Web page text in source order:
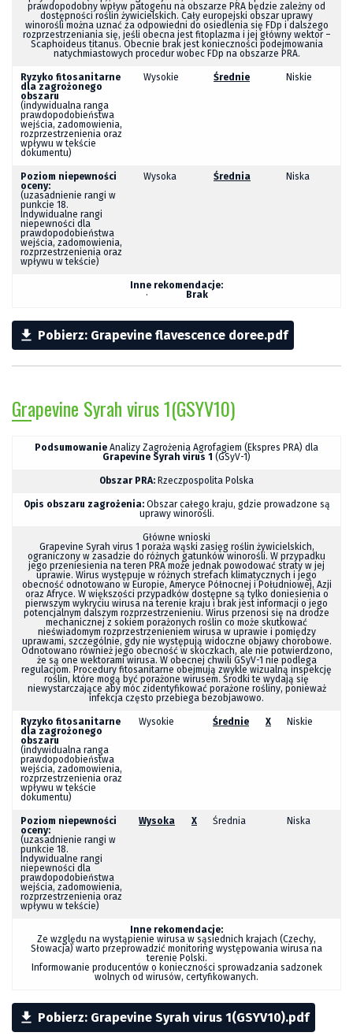
prawdopodobny wpływ patogenu na obszarze PRA będzie zależny od
dostępności roślin żywicielskich. Cały europejski obszar uprawy
winorośli można uznać za odpowiedni do osiedlenia się FDp i dalszego
rozprzestrzeniania się, jeśli obecna jest fitoplazma i jej główny wektor –
Scaphoideus titanus. Obecnie brak jest konieczności podejmowania
natychmiastowych procedur wobec FDp na obszarze PRA.
Ryzyko fitosanitarne
dla zagrożonego
obszaru
(indywidualna ranga
prawdopodobieństwa
wejścia, zadomowienia,
rozprzestrzenienia oraz
wpływu w tekście
dokumentu)
Wysokie Średnie Niskie
Poziom niepewności
oceny:
(uzasadnienie rangi w
punkcie 18.
Indywidualne rangi
niepewności dla
prawdopodobieństwa
wejścia, zadomowienia,
rozprzestrzenienia oraz
wpływu w tekście)
Wysoka Średnia Niska
Inne rekomendacje:
·
Brak
 Pobierz: Grapevine flavescence doree.pdf
Grapevine Syrah virus 1(GSYV10)
Podsumowanie Analizy Zagrożenia Agrofagiem (Ekspres PRA) dla
Grapevine Syrah virus 1 (GSyV-1)
Obszar PRA: Rzeczpospolita Polska
Opis obszaru zagrożenia:Obszar całego kraju, gdzie prowadzone są
uprawy winorośli.
Główne wnioski
Grapevine Syrah virus 1 poraża wąski zasięg roślin żywicielskich,
ograniczony w zasadzie do różnych gatunków winorośli. W przypadku
jego przeniesienia na teren PRA może jednak powodować straty w jej
uprawie. Wirus występuje w różnych strefach klimatycznych i jego
obecność odnotowano w Europie, Ameryce Północnej i Południowej, Azji
oraz Afryce. W większości przypadków dostępne są tylko doniesienia o
pierwszym wykryciu wirusa na terenie kraju i brak jest informacji o jego
potencjalnym dalszym rozprzestrzenieniu. Wirus przenosi się na drodze
mechanicznej z sokiem porażonych roślin co może skutkować
nieświadomym rozprzestrzenieniem wirusa w uprawie i pomiędzy
uprawami, szczególnie, gdy nie występują widoczne objawy chorobowe.
Odnotowano również jego obecność w skoczkach, ale nie potwierdzono,
że są one wektorami wirusa. W obecnej chwili GSyV-1 nie podlega
regulacjom. Procedury fitosanitarne obejmują zwykle wizualną inspekcję
roślin, które mogą być porażone wirusem. Środki te wydają się
niewystarczające aby móc zidentyfikować porażone rośliny, ponieważ
infekcja często przebiega bezobjawowo.
Ryzyko fitosanitarne
dla zagrożonego
obszaru
(indywidualna ranga
prawdopodobieństwa
wejścia, zadomowienia,
rozprzestrzenienia oraz
wpływu w tekście
dokumentu)
Wysokie Średnie X Niskie
Poziom niepewności
oceny:
(uzasadnienie rangi w
punkcie 18.
Indywidualne rangi
niepewności dla
prawdopodobieństwa
wejścia, zadomowienia,
rozprzestrzenienia oraz
wpływu w tekście)
Wysoka X Średnia Niska
Inne rekomendacje:
Ze względu na wystąpienie wirusa w sąsiednich krajach (Czechy,
Słowacja) warto przeprowadzić monitoring występowania wirusa na
terenie Polski.
Informowanie producentów o konieczności sprowadzania sadzonek
wolnych od wirusów, certyfikowanych.
 Pobierz: Grapevine Syrah virus 1(GSYV10).pdf